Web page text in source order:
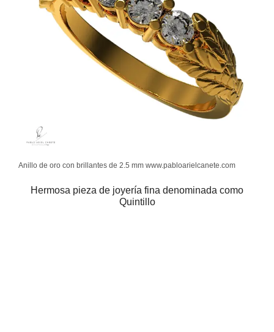
Anillo de oro con brillantes de 2.5 mm www.pabloarielcanete.com
Hermosa pieza de joyería fina denominada como
Quintillo